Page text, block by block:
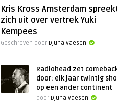
Kris Kross Amsterdam
zich uit over vertrek Yuki
Kempees
Geschreven door Djuna Vaesen
Radiohead zet
door: elk jaar twintig
op een ander continent
door Djuna Vaesen